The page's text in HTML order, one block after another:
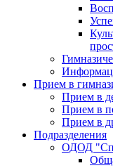
Прием в
Прием в
Прием в
Прием в
Подразделения
ОДОД